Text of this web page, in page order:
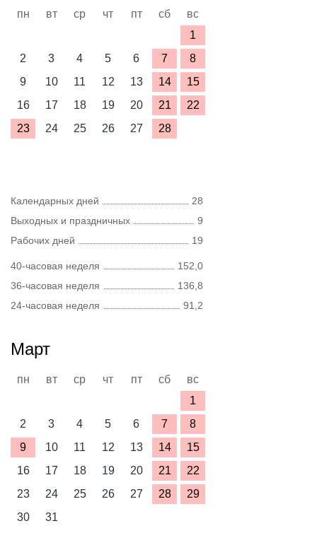
пн вт ср чт пт сб
вс
1
2
3 4 5 6 7
8
9
10 11 12 13 14
15
16
17 18 19 20 21
22
23
24 25 26 27 28
Календарных дней
28
Выходных и праздничных
9
Рабочих дней
19
40-часовая неделя
152,0
36-часовая неделя
136,8
24-часовая неделя
91,2
Март
пн вт ср чт пт сб
вс
1
2
3 4 5 6 7
8
9
10 11 12 13 14
15
16
17 18 19 20 21
22
23
24 25 26 27 28
29
30
31